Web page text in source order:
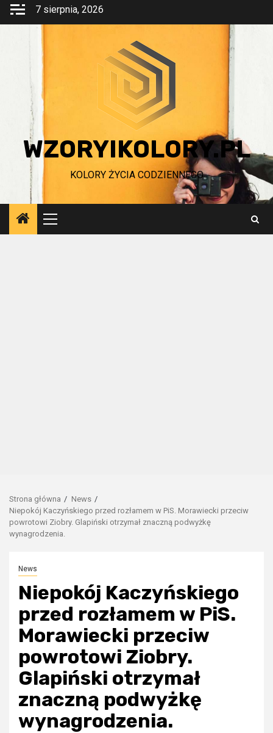
Przejdź
7 sierpnia, 2026
WZORYIKOLORY.PL
KOLORY ŻYCIA CODZIENNEGO
Menu
główne
Strona główna
News
Niepokój Kaczyńskiego przed rozłamem w PiS. Morawiecki przeciw
powrotowi Ziobry. Glapiński otrzymał znaczną podwyżkę
wynagrodzenia.
News
Niepokój Kaczyńskiego
przed rozłamem w PiS.
Morawiecki przeciw
powrotowi Ziobry.
Glapiński otrzymał
znaczną podwyżkę
wynagrodzenia.